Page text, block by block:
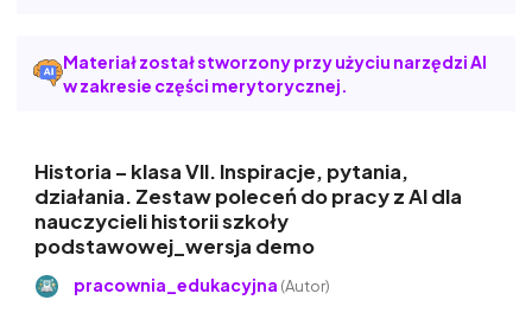
Materiał został stworzony przy użyciu narzędzi AI
w zakresie części merytorycznej.
Historia – klasa VII. Inspiracje, pytania,
działania. Zestaw poleceń do pracy z AI dla
nauczycieli historii szkoły
podstawowej_wersja demo
pracownia_edukacyjna (Autor)